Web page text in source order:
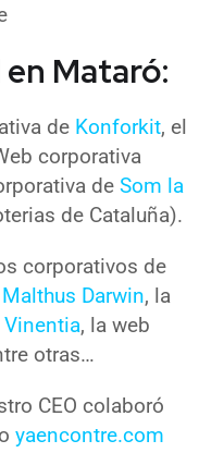
Mataró:
de Konforkit, el
corporativa
de Som la
de Cataluña).
corporativos de
Malthus Darwin, la
Vinentia, la web
otras…
CEO colaboró
yaencontre.com